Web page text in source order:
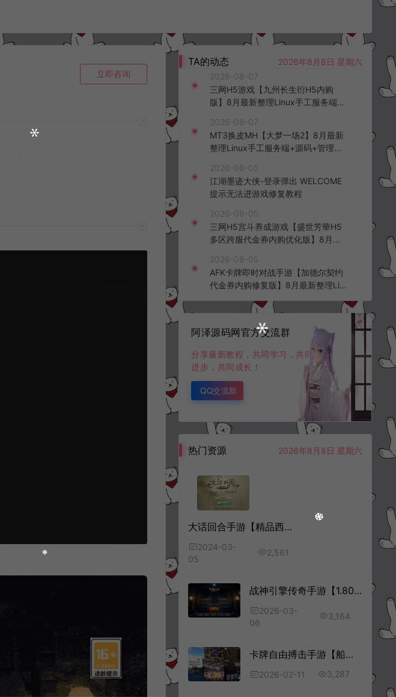
立即咨询
TA的动态
2026年8月8日 星期六
2026-08-07
三网H5游戏【九州长生衍H5内购
版】8月最新整理Linux手工服务端
客户端+详细搭建教程+视频教程
2026-08-07
MT3换皮MH【大梦一场2】8月最新
整理Linux手工服务端+源码+管理后
频教程
2026-08-05
江湖墨迹大侠-登录弹出 WELCOME
提示无法进游戏修复教程
2026-08-05
三网H5宫斗养成游戏【盛世芳華H5
多区跨服代金券内购优化版】8月最
台+全资源安卓+详细搭建教程+视频
教程
2026-08-05
AFK卡牌即时对战手游【加德尔契约
代金券内购修复版】8月最新整理Lin
K授权后台+安卓苹果双端+详细搭建
教程+视频教程
阿泽源码网官方交流群
分享最新教程，共同学习，共同
进步，共同成长！
QQ交流群
热门资源 2026年8月8日 星期六
大话回合手游【精品西游之醉春秋】2月最新整理Linux手工服务端+JAVA后台+代理后台+安卓苹果双端+详细搭建教程+视频教程
2024-03-
05
2,561
战神引擎传奇手游【1.80好汉传奇三职业[白猪3]】11月最新整理Win一键服务端+GM授权后台+安卓苹果双端+详细搭建教程+视频教程
2026-03-
06
3,164
卡牌自由搏击手游【船长请开炮代金券内购体验版】2月最新整理Linux手工服务端+全套前后端源码+安卓+详细搭建教程
2026-02-11 3,287